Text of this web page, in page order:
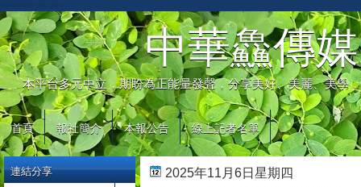
中華鱻傳媒
本平台多元中立，期盼為正能量發聲，分享美好、美麗、美學
首頁 報社簡介 本報公告 線上記者名單
2025年11月6日星期四
連結分享